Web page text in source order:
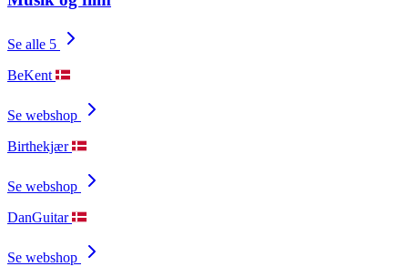
Se alle 5
BeKent
Se webshop
Birthekjær
Se webshop
DanGuitar
Se webshop